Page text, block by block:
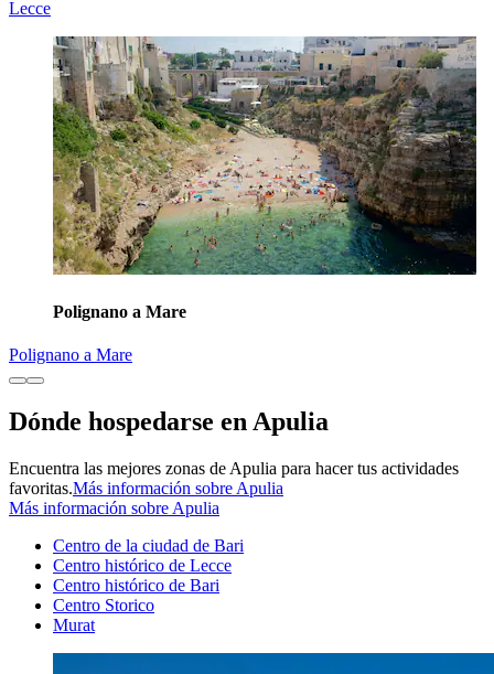
Lecce
Polignano a Mare
Polignano a Mare
Dónde hospedarse en Apulia
Encuentra las mejores zonas de Apulia para hacer tus actividades
favoritas.Más información sobre Apulia
Más información sobre Apulia
Centro de la ciudad de Bari
Centro histórico de Lecce
Centro histórico de Bari
Centro Storico
Murat